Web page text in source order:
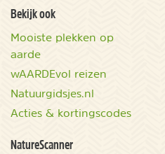
Bekijk ook
Mooiste plekken op
aarde
wAARDEvol reizen
Natuurgidsjes.nl
Acties & kortingscodes
NatureScanner